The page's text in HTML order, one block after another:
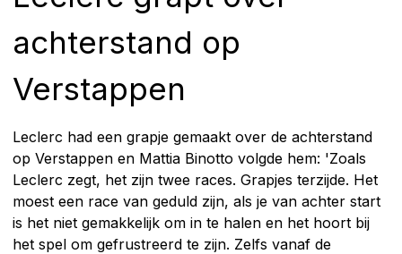
achterstand op
Verstappen
Leclerc had een grapje gemaakt over de achterstand
op Verstappen en Mattia Binotto volgde hem: 'Zoals
Leclerc zegt, het zijn twee races. Grapjes terzijde. Het
moest een race van geduld zijn, als je van achter start
is het niet gemakkelijk om in te halen en het hoort bij
het spel om gefrustreerd te zijn. Zelfs vanaf de